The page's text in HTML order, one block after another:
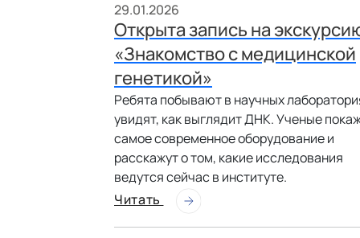
29.01.2026
Открыта запись на
«Знакомство с медицинской
генетикой»
Ребята побывают в научных
увидят, как выглядит ДНК. Ученые
самое современное оборудование и
расскажут о том, какие исследования
ведутся сейчас в институте.
Читать